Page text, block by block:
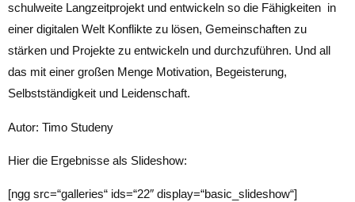
schulweite Langzeitprojekt und entwickeln so die Fähigkeiten in
einer digitalen Welt Konflikte zu lösen, Gemeinschaften zu
stärken und Projekte zu entwickeln und durchzuführen. Und all
das mit einer großen Menge Motivation, Begeisterung,
Selbstständigkeit und Leidenschaft.
Autor: Timo Studeny
Hier die Ergebnisse als Slideshow:
[ngg src=“galleries“ ids=“22″ display=“basic_slideshow“]